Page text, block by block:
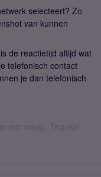
selecteert? Zo
van kunnen
de reactietijd altijd wat
telefonisch contact
je dan telefonisch
om vraag. Thanks!